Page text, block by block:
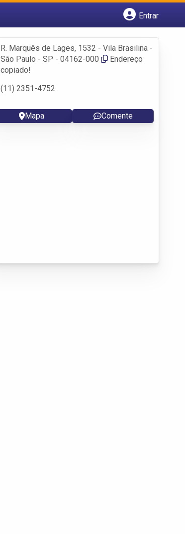
Entrar
Fazer login
Criar conta
R. Marquês de Lages, 1532 - Vila Brasilina -
São Paulo - SP - 04162-000
Endereço
copiado!
(11) 2351-4752
Mapa Comente